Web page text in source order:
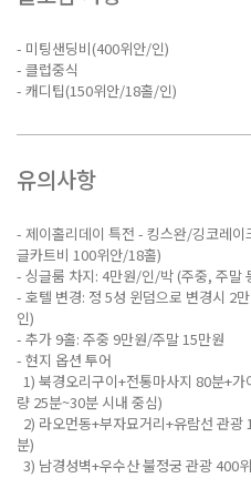
- 미팅샌딩비(400위안/인)
- 클럽중식
- 캐디팁(150위안/18홀/인)
유의사항
- 제이홀리데이 특전 - 킹스완/깅코레
글카트비 100위안/18홀)
- 싱글룸 차지: 4만원/인/박 (주중, 주말
- 호텔 변경: 정 5성 윈덤으로 변경시 2
인)
- 추가 9홀: 주중 9만원/주말 15만원
- 현지 옵션 투어
1) 북경오리구이+전통마사지 80분+
량 25분~30분 시내 중심)
2) 라오먼동+부자묘거리+유람선 관
분)
3) 남경성벽+우수산 불정궁 관광 400